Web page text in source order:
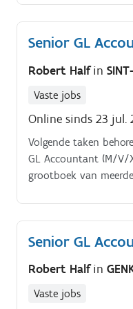
Senior GL
Robert Halfin
Vaste jobs
Online sinds 23 jul.
Volgende taken
GL Accountant (M/V/
grootboek van
boekingen. Je
boekingen zoals
overlopende
Senior GL
Robert Halfin
Vaste jobs